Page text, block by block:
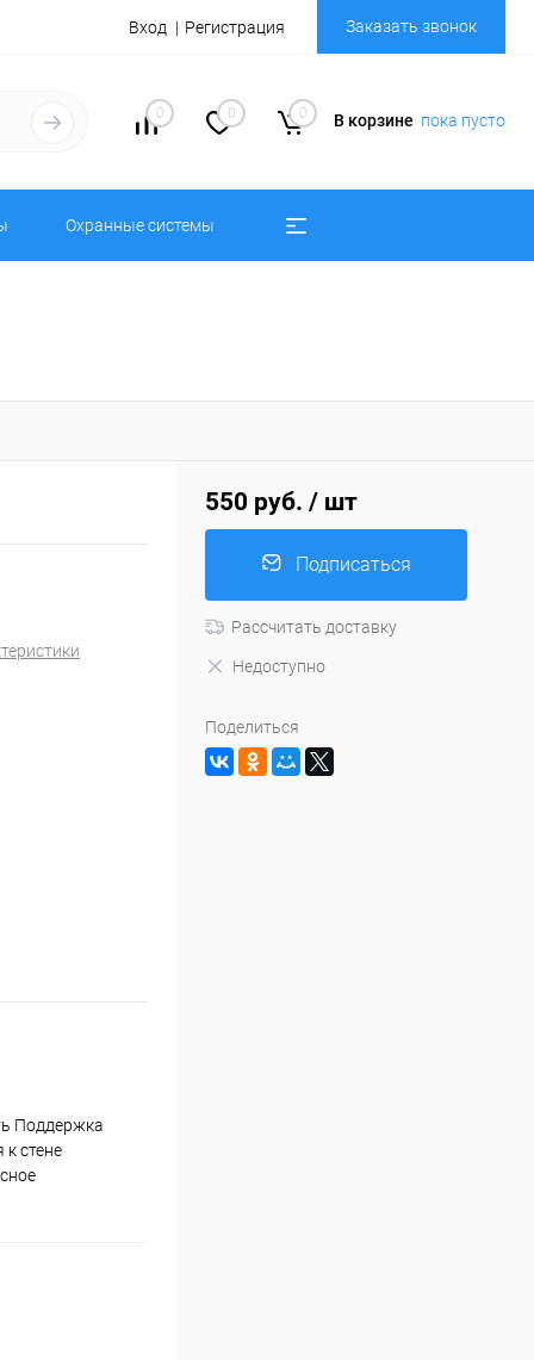
Вход Регистрация Заказать звонок
0 0 0 В корзине пока пусто
Охранные системы
Поддержка
стене
550 руб. / шт
Подписаться
Рассчитать доставку
Недоступно
Поделиться